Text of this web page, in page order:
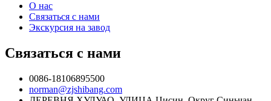
О нас
Связаться с нами
Экскурсия на завод
Связаться с нами
0086-18106895500
norman@zjshibang.com